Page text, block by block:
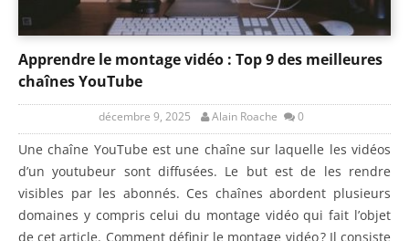
Apprendre le montage vidéo : Top 9 des meilleures
chaînes YouTube
décembre 9, 2025 Alain Roache 0
Une chaîne YouTube est une chaîne sur laquelle les vidéos
d’un youtubeur sont diffusées. Le but est de les rendre
visibles par les abonnés. Ces chaînes abordent plusieurs
domaines y compris celui du montage vidéo qui fait l’objet
de cet article. Comment définir le montage vidéo ? Il consiste